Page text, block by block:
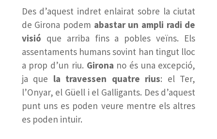
Des d’aquest indret enlairat sobre la ciutat
de Girona podem abastar un ampli radi de
visió que arriba fins a pobles veïns. Els
assentaments humans sovint han tingut lloc
a prop d’un riu. Girona no és una excepció,
ja que la travessen quatre rius: el Ter,
l’Onyar, el Güell i el Galligants. Des d’aquest
punt uns es poden veure mentre els altres
es poden intuir.